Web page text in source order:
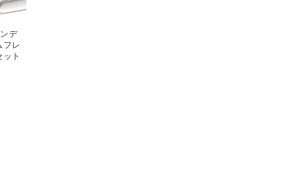
デ
フレ
ト